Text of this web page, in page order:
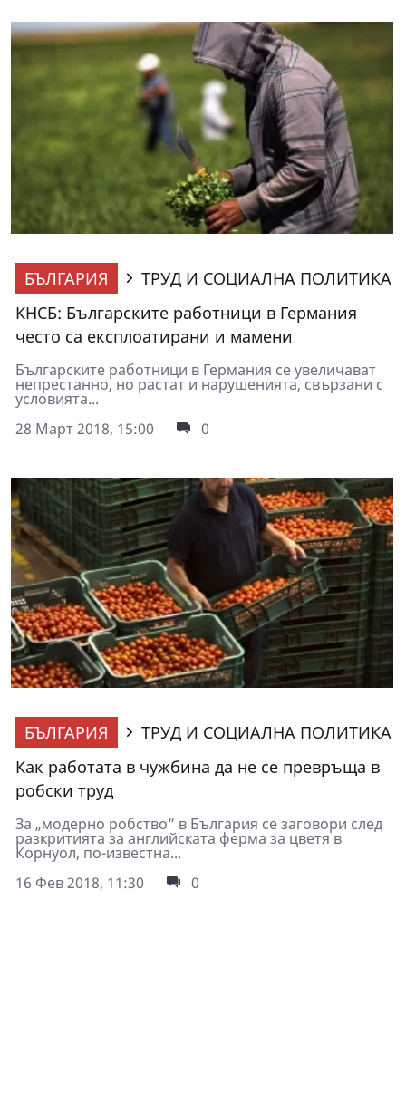
БЪЛГАРИЯ
ТРУД И СОЦИАЛНА ПОЛИТИКА
КНСБ: Българските работници в Германия
често са експлоатирани и мамени
Българските работници в Германия се увеличават
непрестанно, но растат и нарушенията, свързани с
условията...
28 Март 2018, 15:00
0
БЪЛГАРИЯ
ТРУД И СОЦИАЛНА ПОЛИТИКА
Как работата в чужбина да не се превръща в
робски труд
За „модерно робство” в България се заговори след
разкритията за английската ферма за цветя в
Корнуол, по-известна...
16 Фев 2018, 11:30
0